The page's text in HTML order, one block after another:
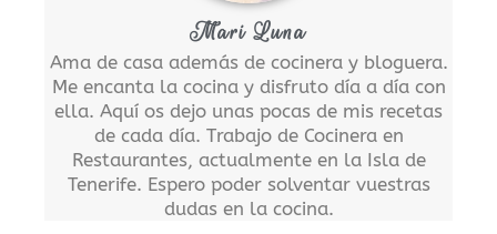
Mari Luna
Ama de casa además de cocinera y bloguera.
Me encanta la cocina y disfruto día a día con
ella. Aquí os dejo unas pocas de mis recetas
de cada día. Trabajo de Cocinera en
Restaurantes, actualmente en la Isla de
Tenerife. Espero poder solventar vuestras
dudas en la cocina.